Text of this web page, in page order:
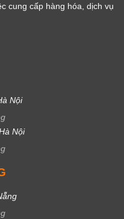
cung cấp hàng hóa, dịch vụ
Nội
Nội